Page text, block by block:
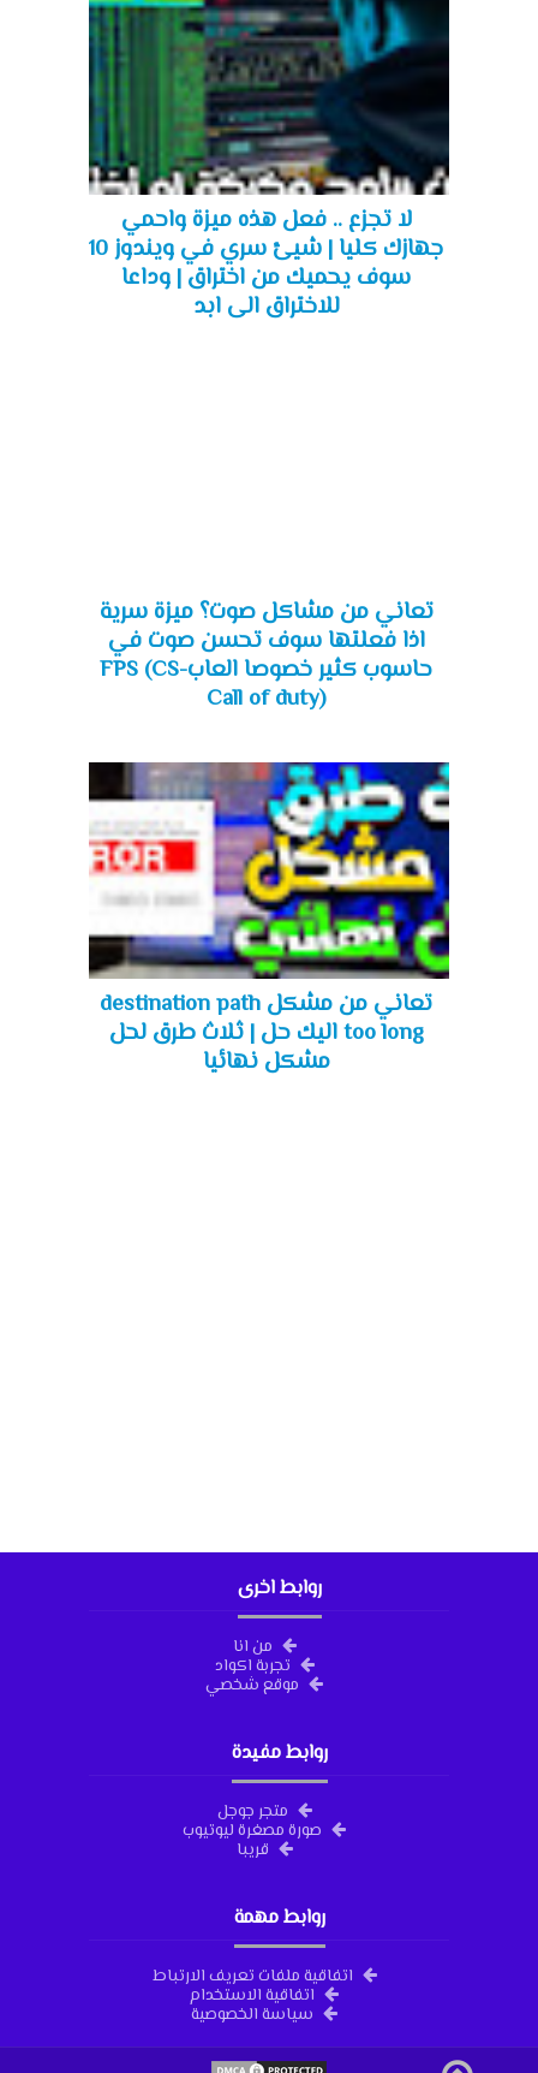
لا تجزع .. فعل هذه ميزة واحمي
جهازك كليا | شيئ سري في ويندوز 10
سوف يحميك من اختراق | وداعا
للاختراق الى ابد
تعاني من مشاكل صوت؟ ميزة سرية
اذا فعلتها سوف تحسن صوت في
حاسوب كثير خصوصا العابFPS (CS-
Call of duty)
تعاني من مشكل destination path
too long اليك حل | ثلاث طرق لحل
مشكل نهائيا
روابط اخرى
من انا
تجربة اكواد
موقع شخصي
روابط مفيدة
متجر جوجل
صورة مصغرة ليوتيوب
قريبا
روابط مهمة
اتفاقية ملفات تعريف الارتباط
اتفاقية الاستخدام
سياسة الخصوصية